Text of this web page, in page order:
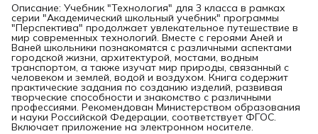
Описание: Учебник "Технология" для 3 класса в рамках
серии "Академический школьный учебник" программы
"Перспектива" продолжает увлекательное путешествие в
мир современных технологий. Вместе с героями Аней и
Ваней школьники познакомятся с различными аспектами
городской жизни, архитектурой, мостами, водным
транспортом, а также изучат мир природы, связанный с
человеком и землей, водой и воздухом. Книга содержит
практические задания по созданию изделий, развивая
творческие способности и знакомство с различными
профессиями. Рекомендован Министерством образования
и науки Российской Федерации, соответствует ФГОС.
Включает приложение на электронном носителе.